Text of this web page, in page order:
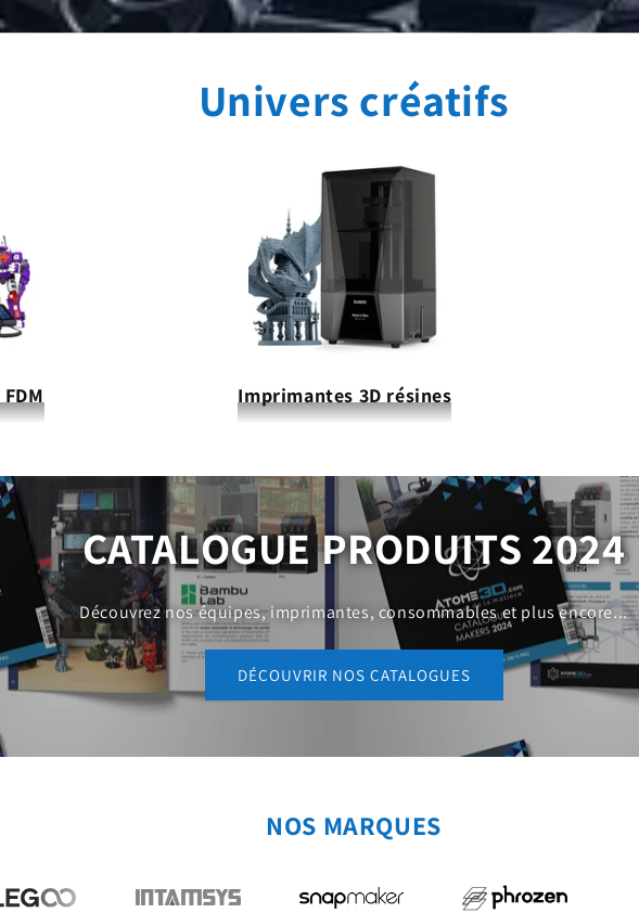
Univers créatifs
Imprimantes 3D résines
CATALOGUE PRODUITS 2024
Découvrez nos équipes, imprimantes, consommables et plus encore...
DÉCOUVRIR NOS CATALOGUES
NOS MARQUES